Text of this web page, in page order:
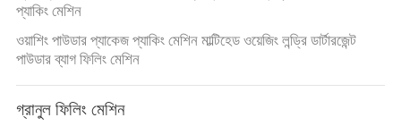
প্যাকিং মেশিন
ওয়াশিং পাউডার প্যাকেজ প্যাকিং মেশিন মাল্টিহেড ওয়েজিং লন্ড্রি ডার্টারজেন্ট
পাউডার ব্যাগ ফিলিং মেশিন
গ্রানুল ফিলিং মেশিন